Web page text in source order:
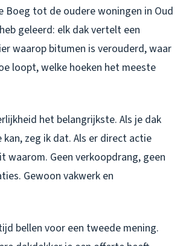
Boeg tot de oudere woningen in Oud
geleerd: elk dak vertelt een
waarop bitumen is verouderd, waar
loopt, welke hoeken het meeste
het belangrijkste. Als je dak
kan, zeg ik dat. Als er direct actie
waarom. Geen verkoopdrang, geen
Gewoon vakwerk en
bellen voor een tweede mening.